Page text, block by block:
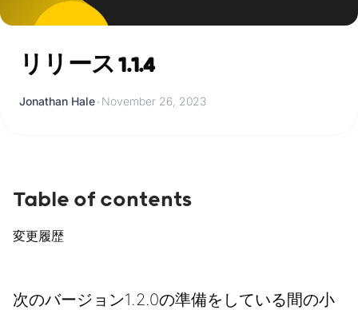
リリース 1.1.4
Jonathan Hale• November 26, 2023
次のバージョン1.2.0の準備をしている間の小
Table of contents
変更履歴